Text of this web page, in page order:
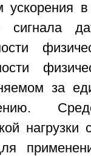
ускорения
сигнала
за